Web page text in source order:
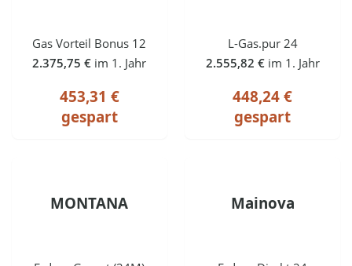
Gas Vorteil Bonus 12
2.375,75 € im 1. Jahr
453,31 €
gespart
L-Gas.pur 24
2.555,82 € im 1. Jahr
448,24 €
gespart
MONTANA Mainova